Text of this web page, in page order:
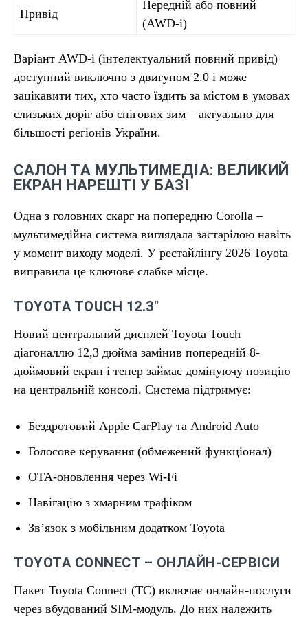
Привід
Передній або повний
(AWD-i)
Варіант AWD-i (інтелектуальний повний привід)
доступний виключно з двигуном 2.0 і може
зацікавити тих, хто часто їздить за містом в умовах
слизьких доріг або снігових зим – актуально для
більшості регіонів України.
САЛОН ТА МУЛЬТИМЕДІА: ВЕЛИКИЙ
ЕКРАН НАРЕШТІ У БАЗІ
Одна з головних скарг на попередню Corolla –
мультимедійна система виглядала застарілою навіть
у момент виходу моделі. У рестайлінгу 2026 Toyota
виправила це ключове слабке місце.
TOYOTA TOUCH 12.3″
Новий центральний дисплей Toyota Touch
діагоналлю 12,3 дюйма замінив попередній 8-
дюймовий екран і тепер займає домінуючу позицію
на центральній консолі. Система підтримує:
Бездротовий Apple CarPlay та Android Auto
Голосове керування (обмежений функціонал)
OTA-оновлення через Wi-Fi
Навігацію з хмарним трафіком
Зв’язок з мобільним додатком Toyota
TOYOTA CONNECT – ОНЛАЙН-СЕРВІСИ
Пакет Toyota Connect (TC) включає онлайн-послуги
через вбудований SIM-модуль. До них належить